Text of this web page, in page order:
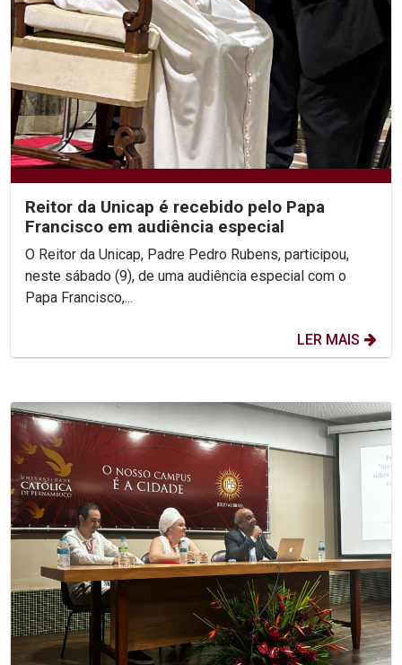
Reitor da Unicap é recebido pelo Papa
Francisco em audiência especial
O Reitor da Unicap, Padre Pedro Rubens, participou,
neste sábado (9), de uma audiência especial com o
Papa Francisco,...
LER MAIS